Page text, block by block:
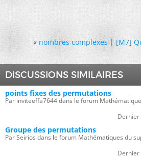
« nombres complexes|[M7]
DISCUSSIONS SIMILAIRES
points fixes des permutations
Par inviteeffa7644 dans le forum
Dernier
Groupe des permutations
Par Seirios dans le forum Mathématiques du
Dernier